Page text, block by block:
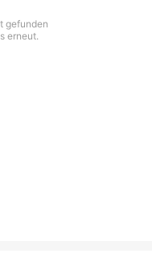
gefunden
erneut.